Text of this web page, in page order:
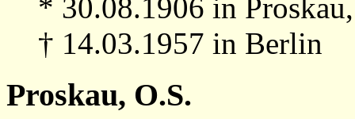
* 30.08.1906 in
† 14.03.1957 in Berlin
Proskau, O.S.